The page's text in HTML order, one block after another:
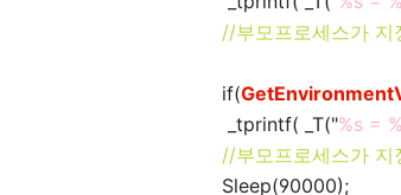
//부모프로세스가 지
if(
_tprintf( _T("%s =
//부모프로세스가 지
Sleep(90000);